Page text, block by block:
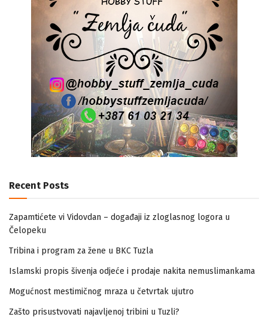
Recent Posts
Zapamtićete vi Vidovdan – događaji iz zloglasnog logora u
Čelopeku
Tribina i program za žene u BKC Tuzla
Islamski propis šivenja odjeće i prodaje nakita nemuslimankama
Mogućnost mestimičnog mraza u četvrtak ujutro
Zašto prisustvovati najavljenoj tribini u Tuzli?